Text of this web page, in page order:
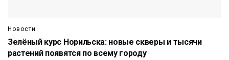
Новости
Зелёный курс Норильска: новые скверы и тысячи
растений появятся по всему городу